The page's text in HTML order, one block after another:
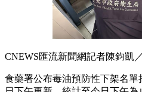
CNEWS匯流新聞網記者陳鈞凱
食藥署公布毒油預防性下架名單